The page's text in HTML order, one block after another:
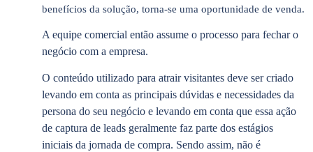
benefícios da solução, torna-se uma oportunidade de venda.
A equipe comercial então assume o processo para fechar o
negócio com a empresa.
O conteúdo utilizado para atrair visitantes deve ser criado
levando em conta as principais dúvidas e necessidades da
persona do seu negócio e levando em conta que essa ação
de captura de leads geralmente faz parte dos estágios
iniciais da jornada de compra. Sendo assim, não é